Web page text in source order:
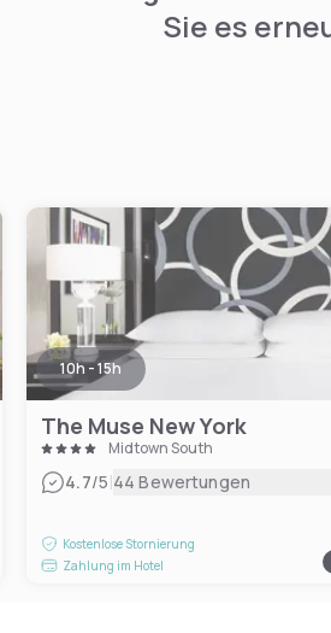
Sie es
10h - 15h
The Muse New York
Midtown South
4.7/5|44 Bewertungen
Kostenlose Stornierung
Zahlung im Hotel